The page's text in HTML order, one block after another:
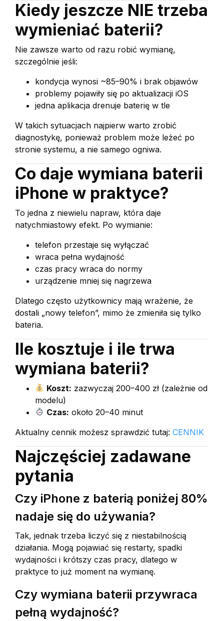
Kiedy jeszcze NIE trzeba
wymieniać baterii?
Nie zawsze warto od razu robić wymianę,
szczególnie jeśli:
kondycja wynosi ~85–90% i brak objawów
problemy pojawiły się po aktualizacji iOS
jedna aplikacja drenuje baterię w tle
W takich sytuacjach najpierw warto zrobić
diagnostykę, ponieważ problem może leżeć po
stronie systemu, a nie samego ogniwa.
Co daje wymiana baterii
iPhone w praktyce?
To jedna z niewielu napraw, która daje
natychmiastowy efekt. Po wymianie:
telefon przestaje się wyłączać
wraca pełna wydajność
czas pracy wraca do normy
urządzenie mniej się nagrzewa
Dlatego często użytkownicy mają wrażenie, że
dostali „nowy telefon”, mimo że zmieniła się tylko
bateria.
Ile kosztuje i ile trwa
wymiana baterii?
Koszt: zazwyczaj 200–400 zł (zależnie od
modelu)
Czas: około 20–40 minut
Aktualny cennik możesz sprawdzić tutaj: CENNIK
Najczęściej zadawane
pytania
Czy iPhone z baterią poniżej 80%
nadaje się do używania?
Tak, jednak trzeba liczyć się z niestabilnością
działania. Mogą pojawiać się restarty, spadki
wydajności i krótszy czas pracy, dlatego w
praktyce to już moment na wymianę.
Czy wymiana baterii przywraca
pełną wydajność?